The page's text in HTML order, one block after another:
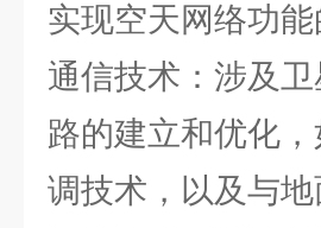
实现空天网络功能
通信技术：涉及
路的建立和优化
调技术，以及与